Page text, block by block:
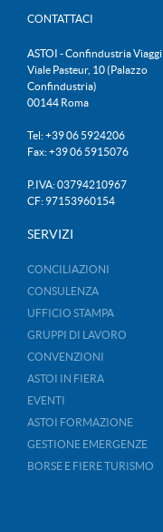
CONTATTACI
ASTOI - Confindustria Viaggi
Viale Pasteur, 10 (Palazzo
Confindustria)
00144 Roma
Tel: +39 06 5924206
Fax: +39 06 5915076
P.IVA: 03794210967
CF: 97153960154
SERVIZI
CONCILIAZIONI
CONSULENZA
UFFICIO STAMPA
GRUPPI DI LAVORO
CONVENZIONI
ASTOI IN FIERA
EVENTI
ASTOI FORMAZIONE
GESTIONE EMERGENZE
BORSE E FIERE TURISMO